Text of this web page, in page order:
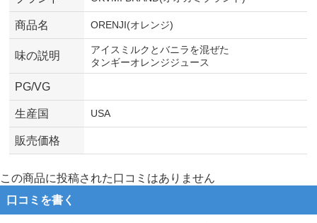
商品名 ORENJI(オレンジ)
味の説明
アイスミルクとバニラを混ぜた
タンギーオレンジジュース
PG/VG
生産国 USA
販売価格
この商品に投稿された口コミはありません
口コミを書く